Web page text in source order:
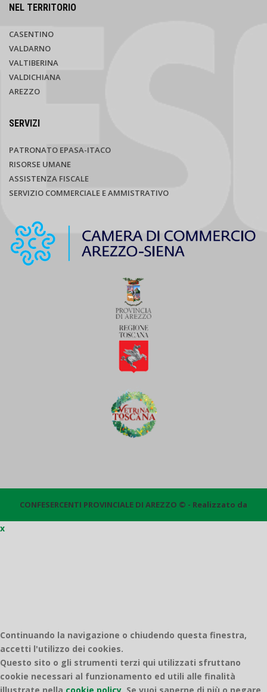
NEL TERRITORIO
CASENTINO
VALDARNO
VALTIBERINA
VALDICHIANA
AREZZO
SERVIZI
PATRONATO EPASA-ITACO
RISORSE UMANE
ASSISTENZA FISCALE
SERVIZIO COMMERCIALE E AMMISTRATIVO
CONFESERCENTI PROVINCIALE DI AREZZO © - Realizzato da
x
Continuando la navigazione o chiudendo questa finestra,
accetti l'utilizzo dei cookies.
Questo sito o gli strumenti terzi qui utilizzati sfruttano
cookie necessari al funzionamento ed utili alle finalità